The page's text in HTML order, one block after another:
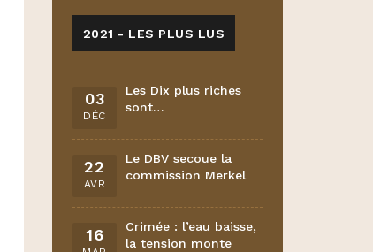
2021 - LES PLUS LUS
03
DÉC
Les Dix plus riches
sont…
22
AVR
Le DBV secoue la
commission Merkel
16
Crimée : l’eau baisse,
la tension monte